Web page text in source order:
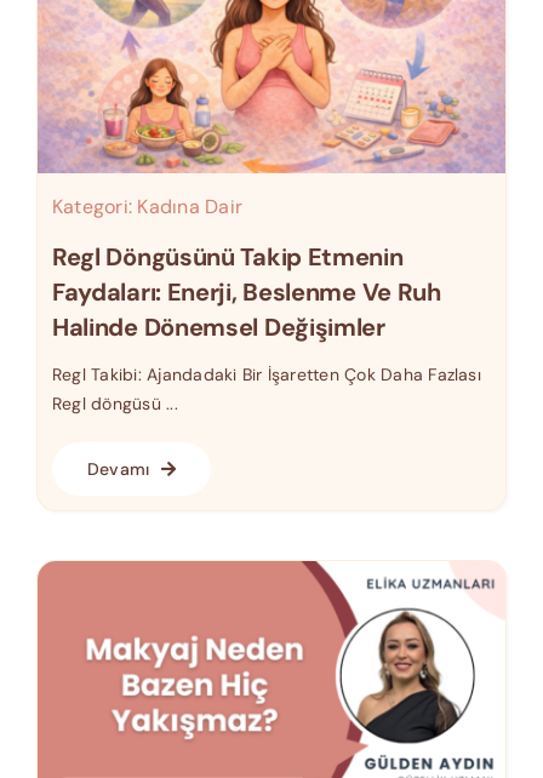
Kategori: Kadına Dair
Regl Döngüsünü Takip Etmenin
Faydaları: Enerji, Beslenme Ve Ruh
Halinde Dönemsel Değişimler
Regl Takibi: Ajandadaki Bir İşaretten Çok Daha Fazlası
Regl döngüsü ...
Devamı